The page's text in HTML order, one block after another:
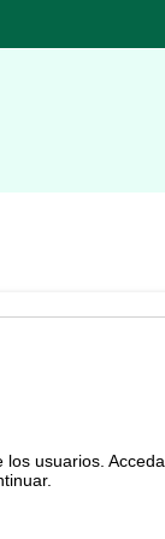
usuarios. Acceda